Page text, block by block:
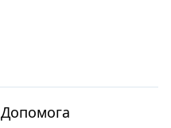
Допомога